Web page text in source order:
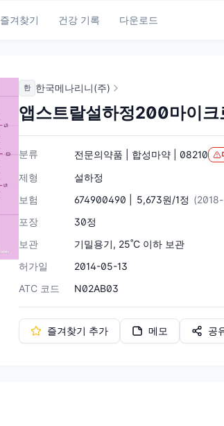
즐겨찾기 건강 기록 다운로드
한 한국메나리니(주)
앱스트랄설하정200마이
분류 전문의약품 | 합성마약 | 08210
제형
설하정
보험
674900490 | 5,673원/1정
포장
30정
보관
기밀용기, 25˚C 이하 보관
허가일
2014-05-13
ATC 코드
N02AB03
즐겨찾기 추가 메모 공